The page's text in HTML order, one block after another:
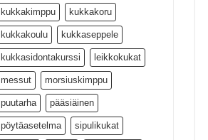
kukkakimppu kukkakoru
kukkakoulu kukkaseppele
kukkasidontakurssi leikkokukat
messut morsiuskimppu
puutarha pääsiäinen
pöytäasetelma sipulikukat